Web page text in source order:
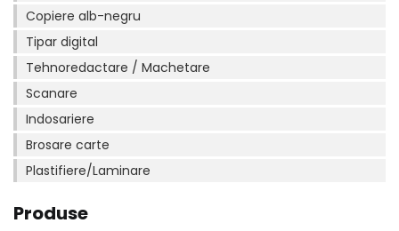
Copiere alb-negru
Tipar digital
Tehnoredactare / Machetare
Scanare
Indosariere
Brosare carte
Plastifiere/Laminare
Produse